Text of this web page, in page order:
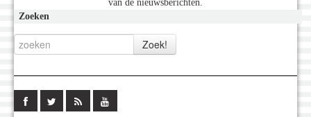
van de nieuwsberichten.
Zoeken